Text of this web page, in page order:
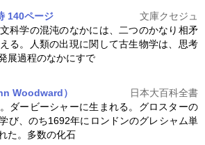
140ページ
文庫クセジュ
科学の混沌のなかには、二つのかなり相矛
る。人類の出現に関して古生物学は、思考
展過程のなかにすで
Woodward）
日本大百科全書
ダービーシャーに生まれる。グロスターの
び、のち1692年にロンドンのグレシャム単
た。多数の化石